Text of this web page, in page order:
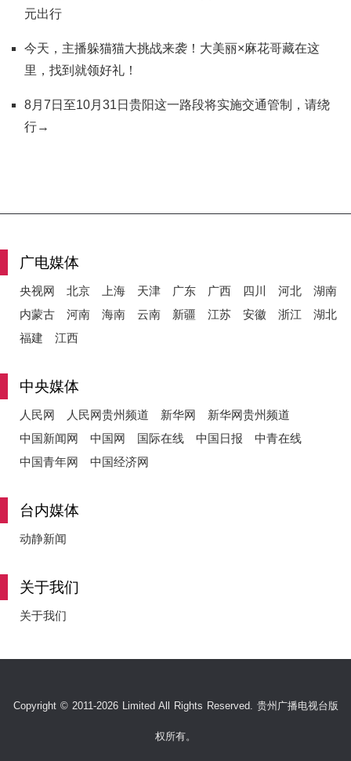
元出行
今天，主播躲猫猫大挑战来袭！大美丽×麻花哥藏在这
里，找到就领好礼！
8月7日至10月31日贵阳这一路段将实施交通管制，请绕
行→
广电媒体
央视网 北京 上海 天津 广东 广西 四川 河北
湖南
内蒙古
河南 海南 云南 新疆 江苏 安徽 浙江
湖北
福建
江西
中央媒体
人民网 人民网贵州频道 新华网
新华网贵州频道
中国新闻网
中国网 国际在线 中国日报
中青在线
中国青年网
中国经济网
台内媒体
动静新闻
关于我们
关于我们
Copyright © 2011-2026 Limited All Rights Reserved. 贵州广播电视台版
权所有。